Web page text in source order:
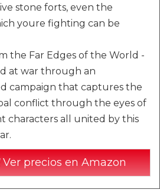
stone forts, even the
youre fighting can be
the Far Edges of the World -
at war through an
campaign that captures the
conflict through the eyes of
characters all united by this
Ver precios en Amazon